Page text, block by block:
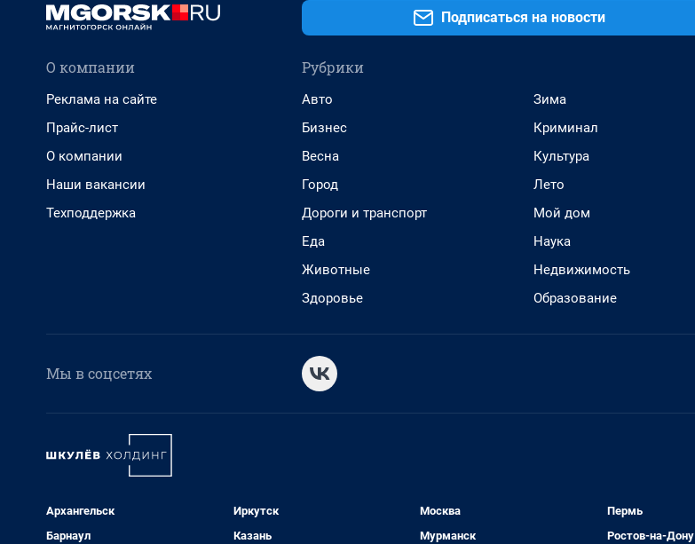
Подписаться на новости
О компании
Реклама на сайте
Прайс-лист
О компании
Наши вакансии
Техподдержка
Рубрики
Авто
Бизнес
Весна
Город
Дороги и транспорт
Еда
Животные
Здоровье
Зима
Криминал
Культура
Лето
Мой дом
Наука
Недвижимость
Образование
Мы в соцсетях
Архангельск
Барнаул
Иркутск
Казань
Москва
Мурманск
Пермь
Ростов-на-Дону